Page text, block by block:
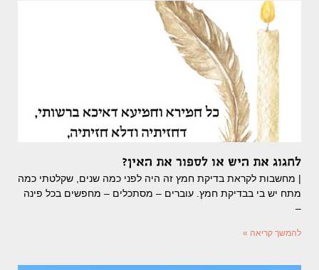
לחגוג את היש או לספור את האין?
| מחשבות לקראת בדיקת חמץ זה היה לפני כמה שנים, שקלטתי כמה
מתח יש בי בבדיקת חמץ. עוברים – מסתכלים – מחפשים בכל פינה
–
להמשך קריאה »